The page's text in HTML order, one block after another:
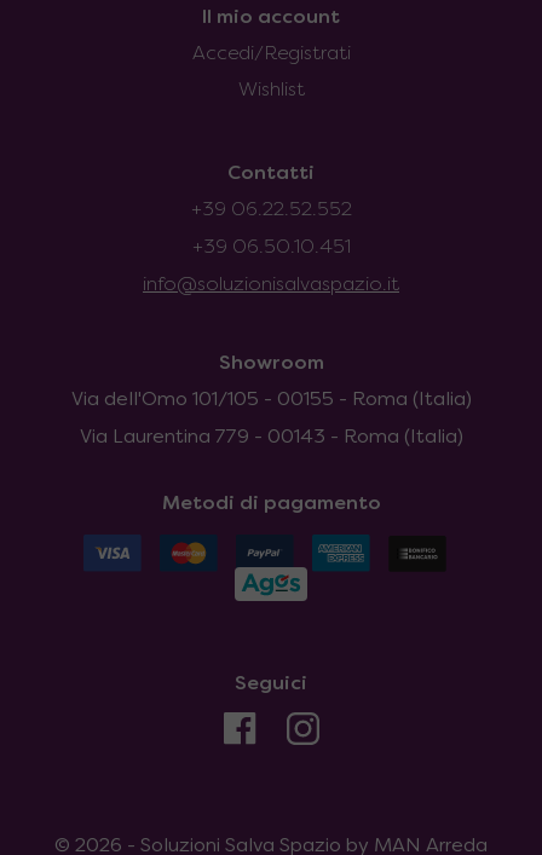
Il mio account
Accedi/Registrati
Wishlist
Contatti
+39 06.22.52.552
+39 06.50.10.451
info@soluzionisalvaspazio.it
Showroom
Via dell'Omo 101/105 - 00155 - Roma (Italia)
Via Laurentina 779 - 00143 - Roma (Italia)
Metodi di pagamento
Seguici
© 2026 - Soluzioni Salva Spazio by MAN Arreda